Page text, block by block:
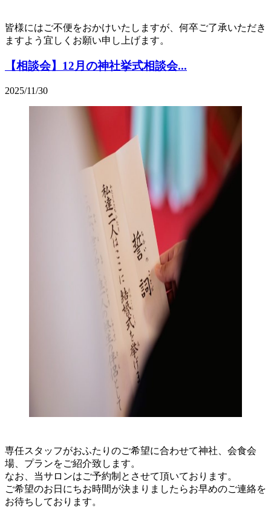
皆様にはご不便をおかけいたしますが、何卒ご了承いただき
ますよう宜しくお願い申し上げます。
【相談会】12月の神社挙式相談会...
2025/11/30
専任スタッフがおふたりのご希望に合わせて神社、会食会
場、プランをご紹介致します。
なお、当サロンはご予約制とさせて頂いております。
ご希望のお日にちお時間が決まりましたらお早めのご連絡を
お待ちしております。